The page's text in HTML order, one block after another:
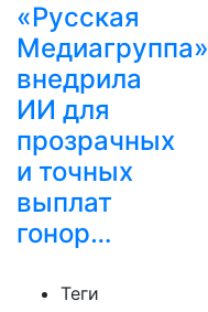
«Русская
Медиагруппа»
внедрила
ИИ для
прозрачных
и точных
выплат
гонор…
Теги